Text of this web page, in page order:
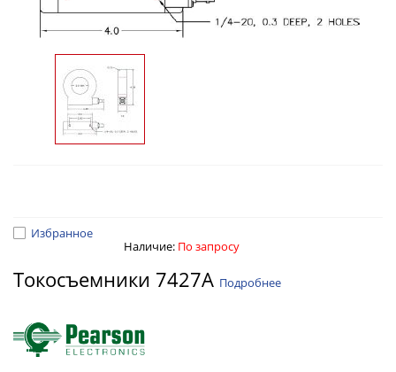
Избранное
Наличие: По запросу
Токосъемники 7427A Подробнее